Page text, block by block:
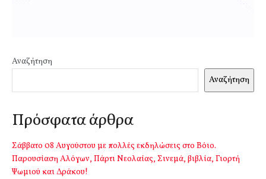
Αναζήτηση
Αναζήτηση
Πρόσφατα άρθρα
Σάββατο 08 Αυγούστου με πολλές εκδηλώσεις στο Βόιο.
Παρουσίαση Αλόγων, Πάρτι Νεολαίας, Σινεμά, βιβλία, Γιορτή
Ψωμιού και Δράκου!